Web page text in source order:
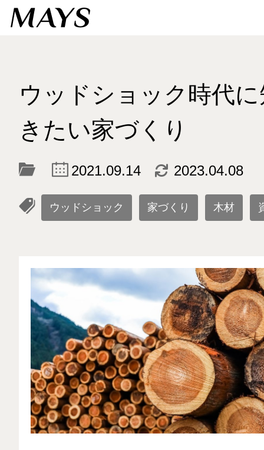
ウッドショック時代
きたい家づくり
c d 2021.09.14 2023.04.08
l ウッドショック 家づくり 木材